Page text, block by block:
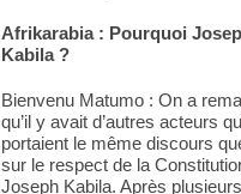
Afrikarabia : Pourquoi
Kabila ?
Bienvenu Matumo : On a
qu’il y avait d’autres acteurs
portaient le même discours
sur le respect de la
Joseph Kabila. Après plusieurs